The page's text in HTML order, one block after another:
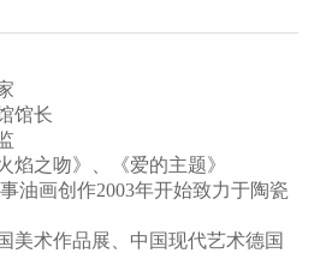
馆长
焰之吻》、《爱的主题》
油画创作2003年开始致力于陶瓷
美术作品展、中国现代艺术德国